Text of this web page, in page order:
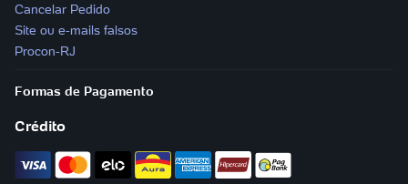
Cancelar Pedido
Site ou e-mails falsos
Procon-RJ
Formas de Pagamento
Crédito
Visa MasterCard
Elo
Cartão Cartão HipercardPagbank